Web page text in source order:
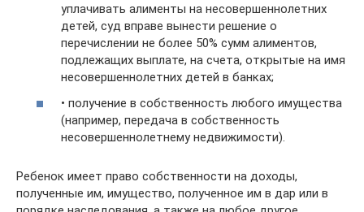
уплачивать алименты на несовершеннолетних
детей, суд вправе вынести решение о
перечислении не более 50% сумм алиментов,
подлежащих выплате, на счета, открытые на имя
несовершеннолетних детей в банках;
• получение в собственность любого имущества
(например, передача в собственность
несовершеннолетнему недвижимости).
Ребенок имеет право собственности на доходы,
полученные им, имущество, полученное им в дар или в